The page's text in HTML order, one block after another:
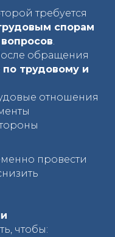
требуется
спорам
.
обращения
трудовому и
отношения
провести
чтобы: